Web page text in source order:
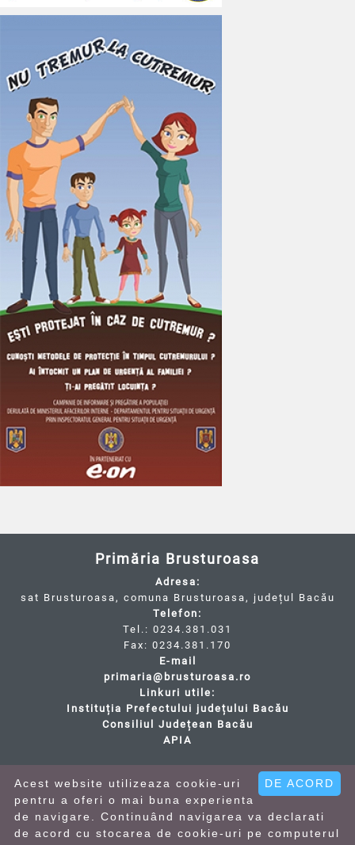
Primăria Brusturoasa
Adresa:
sat Brusturoasa, comuna Brusturoasa, județul Bacău
Telefon:
Tel.: 0234.381.031
Fax: 0234.381.170
E-mail
primaria@brusturoasa.ro
Linkuri utile:
Instituția Prefectului județului Bacău
Consiliul Județean Bacău
APIA
Cod Județ 4 / Județul Bacău / Tipul UAT - 14 - C -
Comună / Codul SIRUTA al Unitații Administrativ-
Teritoriale - 21597 / Brusturoasa
• Termeni și condiții• Politica de confidentialitate
• Politica cookies
DE ACORD
Acest website utilizeaza cookie-uri
pentru a oferi o mai buna experienta
de navigare. Continuând navigarea va declarati
de acord cu stocarea de cookie-uri pe computerul